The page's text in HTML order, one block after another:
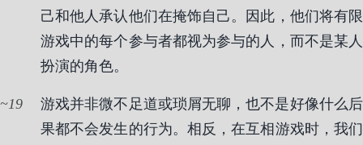
己和他人承认他们在掩饰自己。因此，他们将有限
游戏中的每个参与者都视为参与的人，而不是某人
扮演的角色。
19
游戏并非微不足道或琐屑无聊，也不是好像什么后
果都不会发生的行为。相反，在互相游戏时，我们